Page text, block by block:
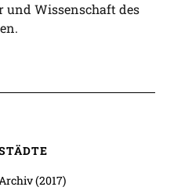
Wissenschaft des
(2017)